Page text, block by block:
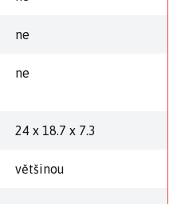
ne
ne
24 x 18.7 x 7.3
většinou